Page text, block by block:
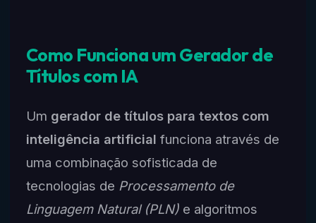
Como Funciona um Gerador de
Títulos com IA
Um gerador de títulos para textos com
inteligência artificial funciona através de
uma combinação sofisticada de
tecnologias de Processamento de
Linguagem Natural (PLN)e algoritmos